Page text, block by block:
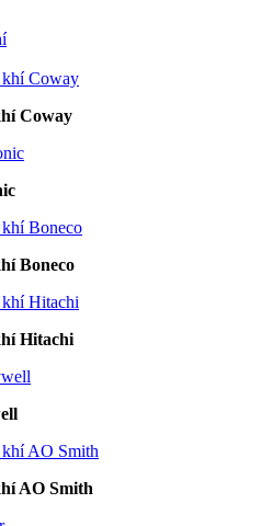
Coway
Boneco
Hitachi
AO Smith